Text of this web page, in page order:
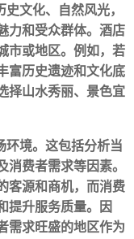
文化、自然风光，
力和受众群体。酒店
市或地区。例如，若
富历史遗迹和文化底
择山水秀丽、景色宜
环境。这包括分析当
费者需求等因素。
客源和商机，而消费
提升服务质量。因
需求旺盛的地区作为